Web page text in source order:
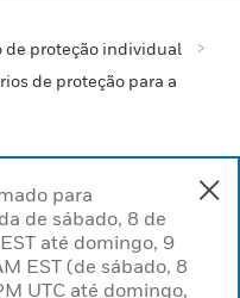
de proteção individual
de proteção para a
para
de sábado, 8 de
até domingo, 9
EST (de sábado, 8
UTC até domingo,